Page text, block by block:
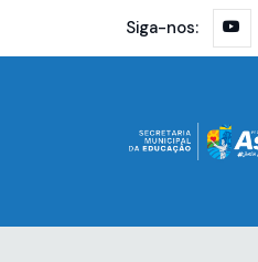
Siga-nos: